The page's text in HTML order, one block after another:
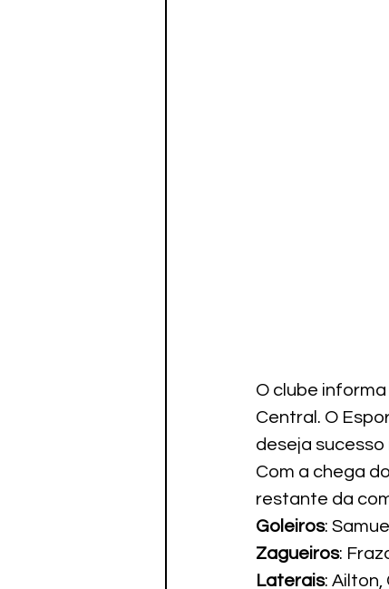
O clube
Central. O
deseja sucesso
Com a chega
restante da
Goleiros:
Zagueiros:
Laterais: Ailton,